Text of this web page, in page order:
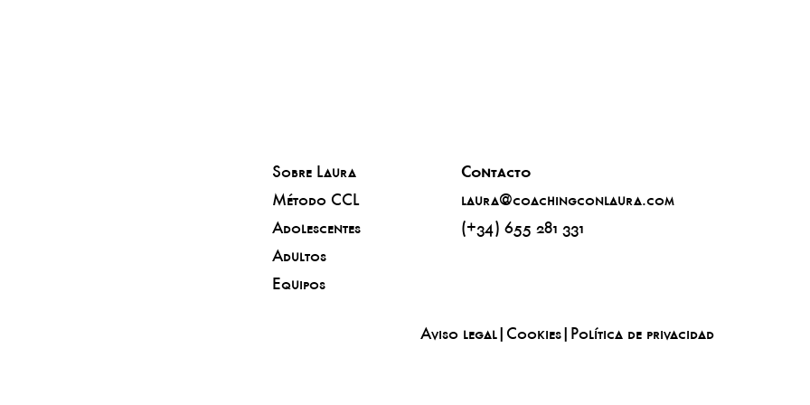
Sobre Laura
Método CCL
Adolescentes
Adultos
Equipos
Contacto
laura@coachingconlaura.com
(+34) 655 281 331
Aviso legal| Cookies| Política de privacidad